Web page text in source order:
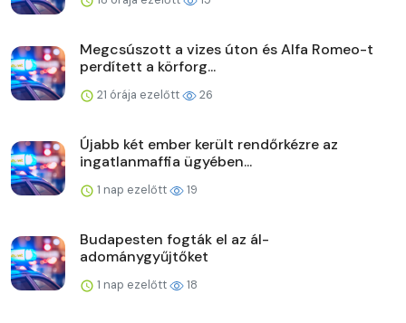
Megcsúszott a vizes úton és Alfa Romeo-t
perdített a körforg...
21 órája ezelőtt 26
Újabb két ember került rendőrkézre az
ingatlanmaffia ügyében...
1 nap ezelőtt 19
Budapesten fogták el az ál-
adománygyűjtőket
1 nap ezelőtt 18